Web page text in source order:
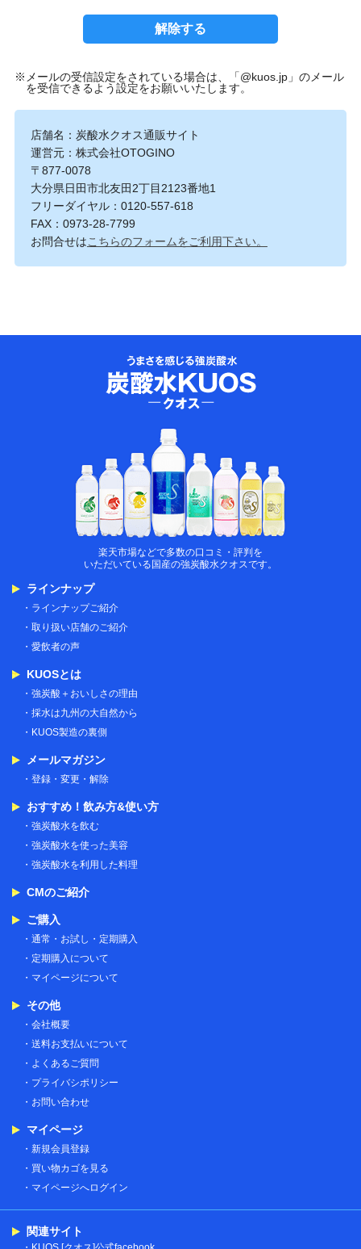
解除する
※メールの受信設定をされている場合は、「@kuos.jp」のメール
を受信できるよう設定をお願いいたします。
店舗名：炭酸水クオス通販サイト
運営元：株式会社OTOGINO
〒877-0078
大分県日田市北友田2丁目2123番地1
フリーダイヤル：0120-557-618
FAX：0973-28-7799
お問合せはこちらのフォームをご利用下さい。
楽天市場などで多数の口コミ・評判を
いただいている国産の強炭酸水クオスです。
ラインナップ
ラインナップご紹介
取り扱い店舗のご紹介
愛飲者の声
KUOSとは
強炭酸＋おいしさの理由
採水は九州の大自然から
KUOS製造の裏側
メールマガジン
登録・変更・解除
おすすめ！飲み方&使い方
強炭酸水を飲む
強炭酸水を使った美容
強炭酸水を利用した料理
CMのご紹介
ご購入
通常・お試し・定期購入
定期購入について
マイページについて
その他
会社概要
送料お支払いについて
よくあるご質問
プライバシポリシー
お問い合わせ
マイページ
新規会員登録
買い物カゴを見る
マイページへログイン
関連サイト